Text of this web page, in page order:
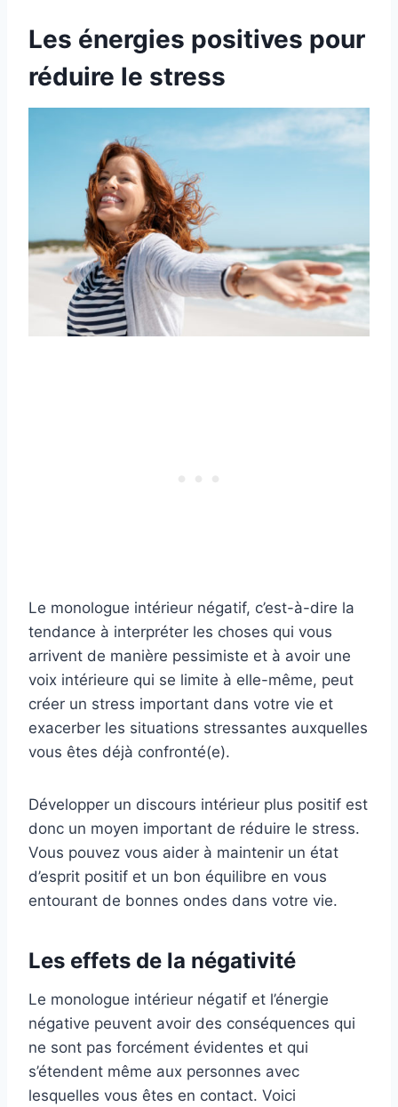
Les énergies positives pour
réduire le stress
Le monologue intérieur négatif, c’est-à-dire la
tendance à interpréter les choses qui vous
arrivent de manière pessimiste et à avoir une
voix intérieure qui se limite à elle-même, peut
créer un stress important dans votre vie et
exacerber les situations stressantes auxquelles
vous êtes déjà confronté(e).
Développer un discours intérieur plus positif est
donc un moyen important de réduire le stress.
Vous pouvez vous aider à maintenir un état
d’esprit positif et un bon équilibre en vous
entourant de bonnes ondes dans votre vie.
Les effets de la négativité
Le monologue intérieur négatif et l’énergie
négative peuvent avoir des conséquences qui
ne sont pas forcément évidentes et qui
s’étendent même aux personnes avec
lesquelles vous êtes en contact. Voici